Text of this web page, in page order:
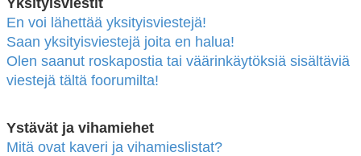
En voi lähettää yksityisviestejä!
Saan yksityisviestejä joita en halua!
Olen saanut roskapostia tai väärinkäytöksiä sisältäviä
viestejä tältä foorumilta!
Ystävät ja vihamiehet
Mitä ovat kaveri ja vihamieslistat?